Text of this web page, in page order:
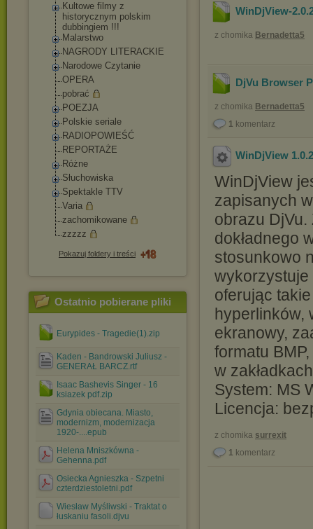
Kultowe filmy z
historycznym polskim
dubbingiem !!!
Malarstwo
NAGRODY LITERACKIE
Narodowe Czytanie
OPERA
pobrać
POEZJA
Polskie seriale
RADIOPOWIEŚĆ
REPORTAŻE
Różne
Słuchowiska
Spektakle TTV
Varia
zachomikowane
zzzzz
Pokazuj foldery i treści
Ostatnio pobierane pliki
Eurypides - Tragedie(1).zip
Kaden - Bandrowski Juliusz -
GENERAŁ BARCZ.rtf
Isaac Bashevis Singer - 16
ksiazek pdf.zip
Gdynia obiecana. Miasto,
modernizm, modernizacja
1920-....epub
Helena Mniszkówna -
Gehenna.pdf
Osiecka Agnieszka - Szpetni
czterdziestoletni.pdf
Wiesław Myśliwski - Traktat o
łuskaniu fasoli.djvu
WinDjView-
z chomika Bernadetta5
DjVu Browser
z chomika Bernadetta5
1 komentarz
WinDjView
WinDjView
zapisanych
obrazu
dokładnego
stosunkowo
wykorzystuje
oferując
hyperlinków,
ekranowy,
formatu
w
System: MS
Licencja:
z chomika surrexit
1 komentarz